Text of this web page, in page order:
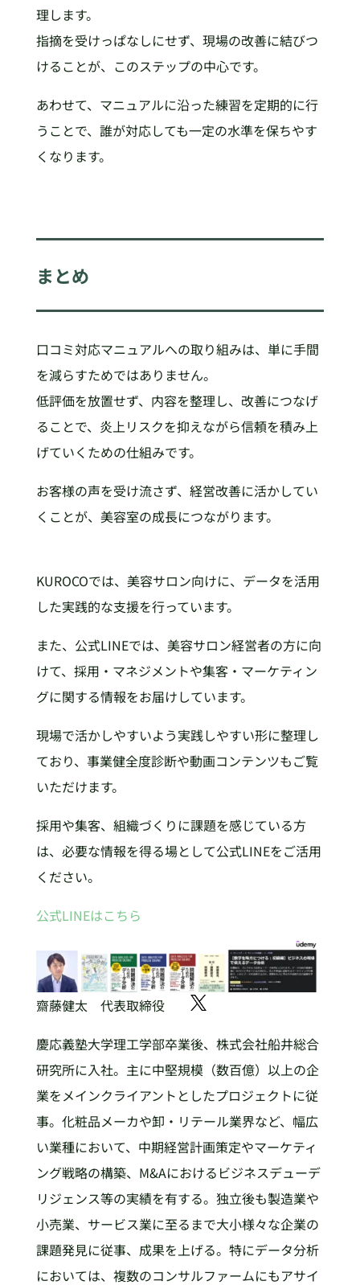
理します。
指摘を受けっぱなしにせず、現場の改善に結びつ
けることが、このステップの中心です。
あわせて、マニュアルに沿った練習を定期的に行
うことで、誰が対応しても一定の水準を保ちやす
くなります。
まとめ
口コミ対応マニュアルへの取り組みは、単に手間
を減らすためではありません。
低評価を放置せず、内容を整理し、改善につなげ
ることで、炎上リスクを抑えながら信頼を積み上
げていくための仕組みです。
お客様の声を受け流さず、経営改善に活かしてい
くことが、美容室の成長につながります。
KUROCOでは、美容サロン向けに、データを活用
した実践的な支援を行っています。
また、公式LINEでは、美容サロン経営者の方に向
けて、採用・マネジメントや集客・マーケティン
グに関する情報をお届けしています。
現場で活かしやすいよう実践しやすい形に整理し
ており、事業健全度診断や動画コンテンツもご覧
いただけます。
採用や集客、組織づくりに課題を感じている方
は、必要な情報を得る場として公式LINEをご活用
ください。
公式LINEはこちら
齋藤健太 代表取締役
慶応義塾大学理工学部卒業後、株式会社船井総合
研究所に入社。主に中堅規模（数百億）以上の企
業をメインクライアントとしたプロジェクトに従
事。化粧品メーカや卸・リテール業界など、幅広
い業種において、中期経営計画策定やマーケティ
ング戦略の構築、M&Aにおけるビジネスデューデ
リジェンス等の実績を有する。独立後も製造業や
小売業、サービス業に至るまで大小様々な企業の
課題発見に従事、成果を上げる。特にデータ分析
においては、複数のコンサルファームにもアサイ